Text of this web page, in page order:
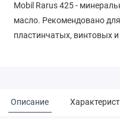
Mobil Rarus 425 -
масло. Рекомендовано
пластинчатых, винтовых
Описание